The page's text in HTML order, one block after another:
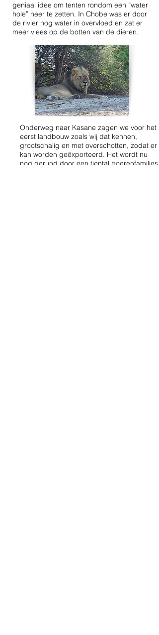
geniaal idee om tenten rondom een “water
hole” neer te zetten. In Chobe was er door
de rivier nog water in overvloed en zat er
meer vlees op de botten van de dieren.
Onderweg naar Kasane zagen we voor het
eerst landbouw zoals wij dat kennen,
grootschalig en met overschotten, zodat er
kan worden geëxporteerd. Het wordt nu
nog gerund door een tiental boerenfamilies